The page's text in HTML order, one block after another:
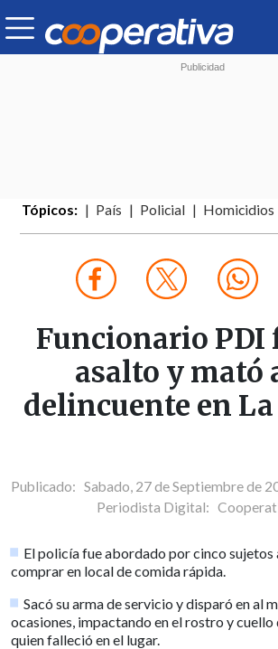
Tópicos: País Policial Homicidios
Funcionario PDI
asalto y mató
delincuente en
Publicado: Sabado, 27 de Septiembre de
Periodista Digital:
El policía fue abordado por cinco sujetos
comprar en local de comida rápida.
Sacó su arma de servicio y disparó en al
ocasiones, impactando en el rostro y cuello
quien falleció en el lugar.